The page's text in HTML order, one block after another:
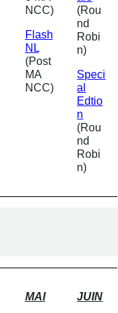
NCC)
Flash
NL
(Post
MA
NCC)
(Rou
nd
Robi
n)
Speci
al
Edtio
n
(Rou
nd
Robi
n)
MAI JUIN